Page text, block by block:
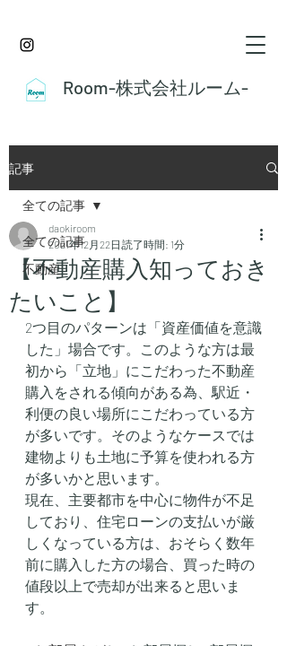
Room-株式会社ルーム-
記事
全ての記事
不動産
全ての記事
【不動産購入知っておき
たいこと】
daokiroom
2021年12月22日 読了時間: 1分
2つ目のパターンは「資産価値を意識
した」場合です。このような方は最
初から「立地」にこだわった不動産
購入をされる傾向がある為、駅近・
利便の良い場所にこだわっている方
が多いです。そのようなケースでは
建物よりも土地に予算を使われる方
が多いかと思います。
現在、主要都市を中心に物件が不足
しており、住宅ローンの支払いが厳
しくなっている方は、おそらく数年
前に購入した方の場合、買った時の
値段以上で売却が出来ると思いま
す。